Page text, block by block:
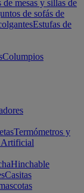
mesas y sillas de
de sofás de
Estufas de
Columpios
Termómetros y
Artificial
Hinchable
Casitas